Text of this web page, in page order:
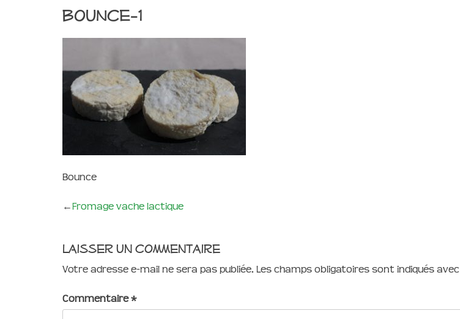
bounce-1
Bounce
←Fromage vache lactique
Laisser un commentaire
Votre adresse e-mail ne sera pas publiée. Les champs obligatoires sont indiqués avec
Commentaire*